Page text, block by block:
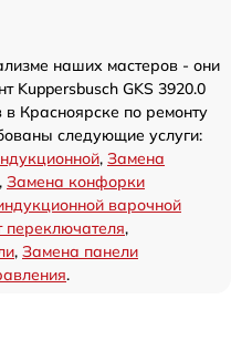
наших мастеров - они
Kuppersbusch GKS 3920.0
Красноярске по ремонту
следующие услуги:
, Замена
, Замена конфорки
варочной
переключателя,
, Замена панели
.